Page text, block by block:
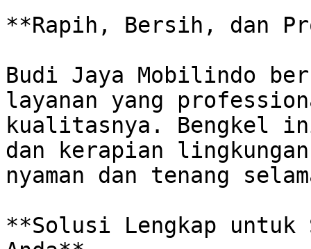
**Rapih, Bersih, dan
Budi Jaya Mobilindo
layanan yang
kualitasnya. Bengkel
dan kerapian
nyaman dan tenang
**Solusi Lengkap untuk